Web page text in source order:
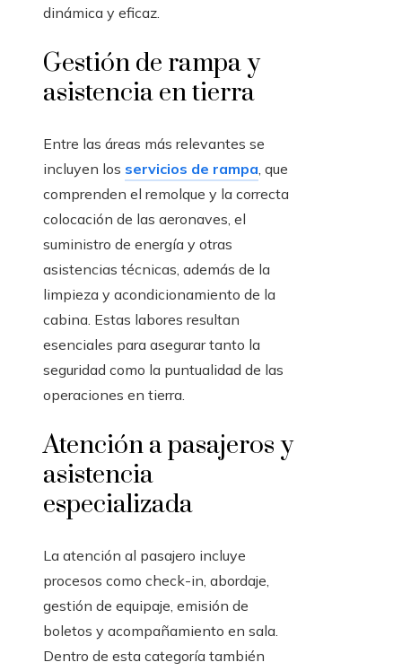
dinámica y eficaz.
Gestión de rampa y
asistencia en tierra
Entre las áreas más relevantes se
incluyen los servicios de rampa, que
comprenden el remolque y la correcta
colocación de las aeronaves, el
suministro de energía y otras
asistencias técnicas, además de la
limpieza y acondicionamiento de la
cabina. Estas labores resultan
esenciales para asegurar tanto la
seguridad como la puntualidad de las
operaciones en tierra.
Atención a pasajeros y
asistencia
especializada
La atención al pasajero incluye
procesos como check-in, abordaje,
gestión de equipaje, emisión de
boletos y acompañamiento en sala.
Dentro de esta categoría también